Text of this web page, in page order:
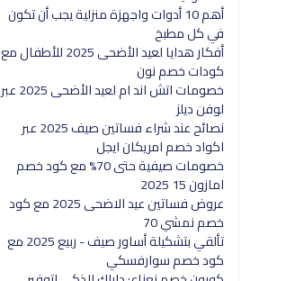
أهم 10 أدوات واجهزة منزلية يجب أن تكون
في كل مطبخ
أفكار هدايا لعيد الأضحى 2025 للأطفال مع
كودات خصم نون
خصومات اتش اند ام لعيد الأضحى 2025 عبر
لوفن ديلز
نصائح عند شراء فساتين صيف 2025 عبر
اكواد خصم امريكان ايجل
خصومات صيفية حتى 70% مع كود خصم
امازون 15 2025
عروض فساتين عيد الاضحى 2025 مع كود
خصم نمشي 70
تألقي بتشكيلة أساور صيف - ربيع 2025 مع
كود خصم سوارفسكي